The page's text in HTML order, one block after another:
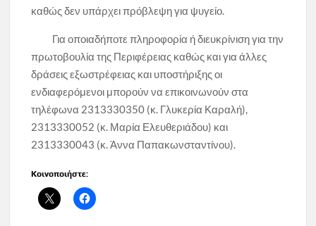
καθώς δεν υπάρχει πρόβλεψη για ψυγείο.
Για οποιαδήποτε πληροφορία ή διευκρίνιση για την
πρωτοβουλία της Περιφέρειας καθώς και για άλλες
δράσεις εξωστρέφειας και υποστήριξης οι
ενδιαφερόμενοι μπορούν να επικοινωνούν στα
τηλέφωνα 2313330350 (κ. Γλυκερία Καραλή),
2313330052 (κ. Μαρία Ελευθεριάδου) και
2313330043 (κ. Άννα Παπακωνσταντίνου).
Κοινοποιήστε: